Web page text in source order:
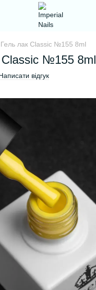
Гель лак Classic №155 8ml
Classic №155 8ml
відгук